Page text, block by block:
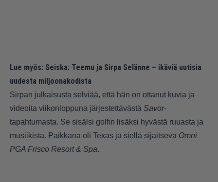
Lue myös: Seiska: Teemu ja Sirpa Selänne – ikäviä uutisia
uudesta miljoonakodista
Sirpan julkaisusta selviää, että hän on ottanut kuvia ja
videoita viikonloppuna järjestettävästä Savor-
tapahtumasta. Se sisälsi golfin lisäksi hyvästä ruuasta ja
musiikista. Paikkana oli Texas ja siellä sijaitseva Omni
PGA Frisco Resort & Spa.